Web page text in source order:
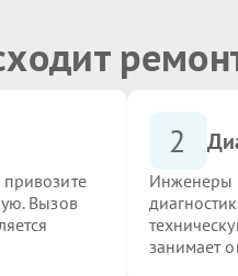
дорожек
Вызов
2
Инженеры
занимает